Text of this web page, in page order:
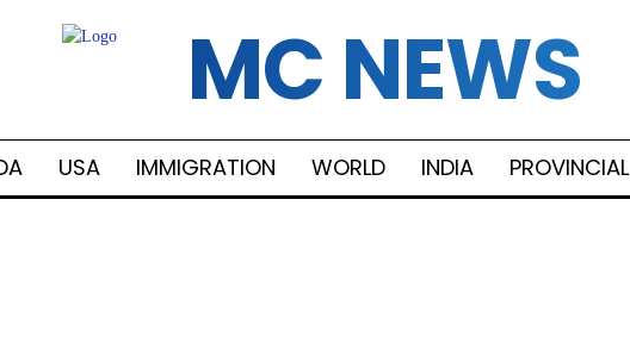
MC NEWS
USA IMMIGRATION WORLD INDIA PROVINCIAL